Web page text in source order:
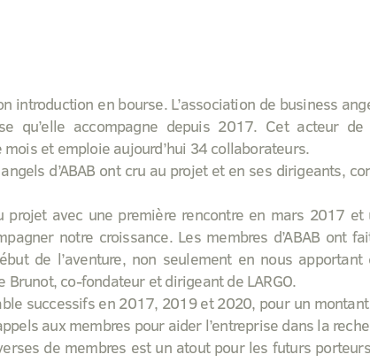
introduction en bourse. L’association de business
accompagne depuis 2017. Cet acteur de
et emploie aujourd’hui 34 collaborateurs.
d’ABAB ont cru au projet et en ses dirigeants,
avec une première rencontre en mars 2017
notre croissance. Les membres d’ABAB ont
de l’aventure, non seulement en nous
co-fondateur et dirigeant de LARGO.
successifs en 2017, 2019 et 2020, pour un
aux membres pour aider l’entreprise dans la
de membres est un atout pour les futurs